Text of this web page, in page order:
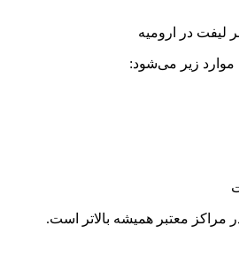
لیفت در ارومیه
موارد زیر می‌شود:
مراکز معتبر همیشه بالاتر است.